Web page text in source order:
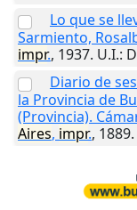
Lo que se
Sarmiento,
impr., 1937. U.I.:
Diario de
la Provincia de
(Provincia).
Aires, impr., 1889.